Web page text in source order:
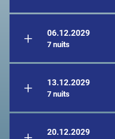
06.12.2029
7 nuits
13.12.2029
7 nuits
20.12.2029